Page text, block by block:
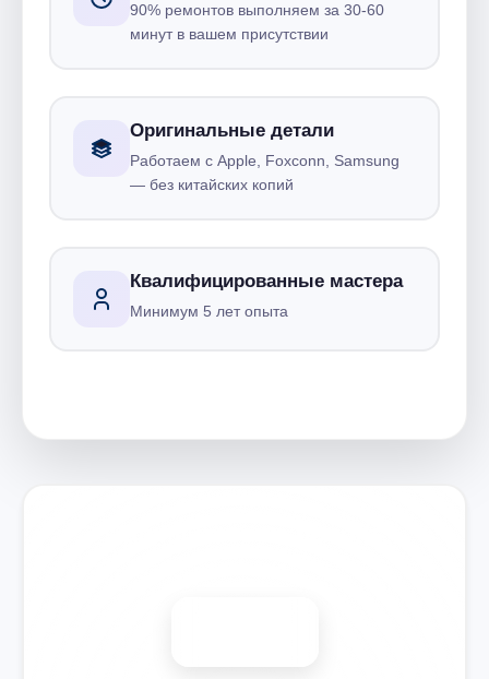
90% ремонтов выполняем за 30-60
минут в вашем присутствии
Оригинальные детали
Работаем с Apple, Foxconn, Samsung
— без китайских копий
Квалифицированные мастера
Минимум 5 лет опыта